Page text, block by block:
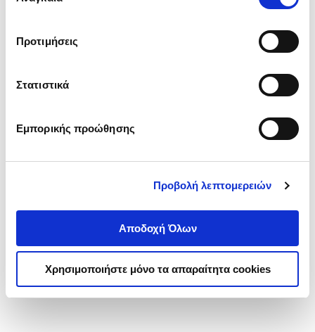
΄΄και να ενημερωθείτε σχετικά με
Προτιμήσεις
Στατιστικά
Εμπορικής προώθησης
Προβολή λεπτομερειών
Αποδοχή Όλων
Χρησιμοποιήστε μόνο τα απαραίτητα cookies